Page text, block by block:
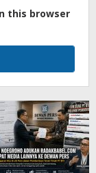
this browser